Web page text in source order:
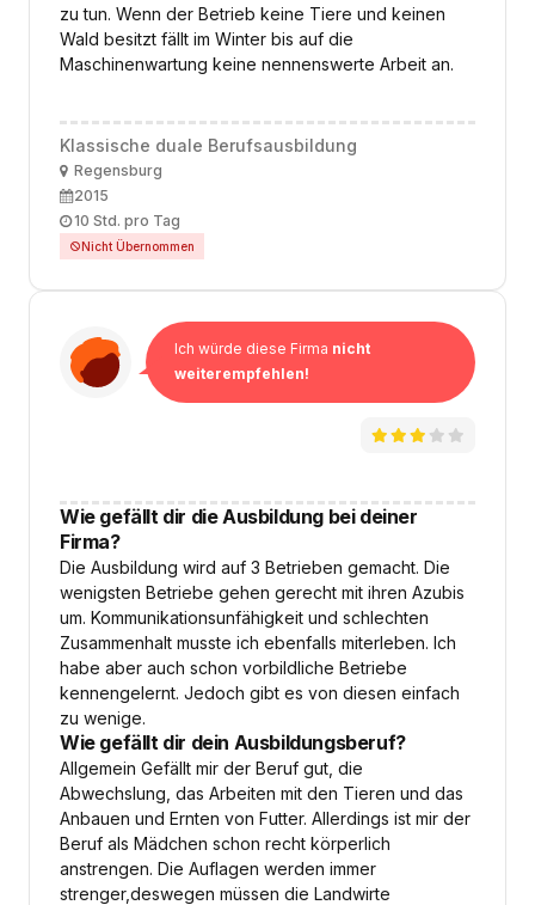
zu tun. Wenn der Betrieb keine Tiere und keinen
Wald besitzt fällt im Winter bis auf die
Maschinenwartung keine nennenswerte Arbeit an.
Klassische duale Berufsausbildung
OrtRegensburg
Ausbildungsbeginn
2015
Arbeitszeit
10 Std. pro Tag
Nicht Übernommen
Ich würde diese Firma nicht
weiterempfehlen!
Wie gefällt dir die Ausbildung bei deiner
Firma?
Die Ausbildung wird auf 3 Betrieben gemacht. Die
wenigsten Betriebe gehen gerecht mit ihren Azubis
um. Kommunikationsunfähigkeit und schlechten
Zusammenhalt musste ich ebenfalls miterleben. Ich
habe aber auch schon vorbildliche Betriebe
kennengelernt. Jedoch gibt es von diesen einfach
zu wenige.
Wie gefällt dir dein Ausbildungsberuf?
Allgemein Gefällt mir der Beruf gut, die
Abwechslung, das Arbeiten mit den Tieren und das
Anbauen und Ernten von Futter. Allerdings ist mir der
Beruf als Mädchen schon recht körperlich
anstrengen. Die Auflagen werden immer
strenger,deswegen müssen die Landwirte